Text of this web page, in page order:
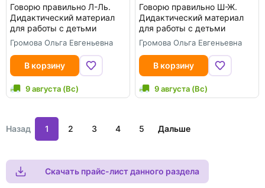
Говорю правильно Л-Ль.
Дидактический материал
для работы с детьми
Громова Ольга Евгеньевна
В корзину
9 августа (Вс)
Говорю правильно Ш-Ж.
Дидактический материал
для работы с детьми
Громова Ольга Евгеньевна
В корзину
9 августа (Вс)
Назад 1 2 3 4 5 Дальше
Скачать прайс-лист данного раздела